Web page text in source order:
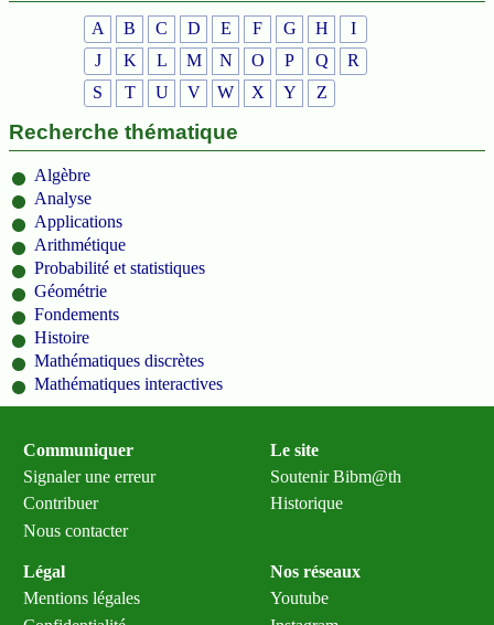
A B C D E F G H
I
J
K L M N O P Q
R
S
T U V W X Y Z
Recherche thématique
Algèbre
Analyse
Applications
Arithmétique
Probabilité et statistiques
Géométrie
Fondements
Histoire
Mathématiques discrètes
Mathématiques interactives
Communiquer
Signaler une erreur
Contribuer
Nous contacter
Le site
Soutenir Bibm@th
Historique
Légal
Mentions légales
Nos réseaux
Youtube